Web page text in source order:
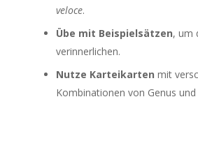
veloce.
Übe mit Beispielsätzen, um
verinnerlichen.
Nutze Karteikarten mit
Kombinationen von Genus